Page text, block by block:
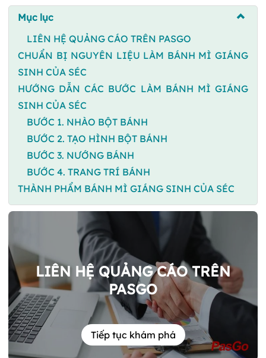
Mục lục
LIÊN HỆ QUẢNG CÁO TRÊN PASGO
CHUẨN BỊ NGUYÊN LIỆU LÀM BÁNH MÌ GIÁNG
SINH CỦA SÉC
HƯỚNG DẪN CÁC BƯỚC LÀM BÁNH MÌ GIÁNG
SINH CỦA SÉC
BƯỚC 1. NHÀO BỘT BÁNH
BƯỚC 2. TẠO HÌNH BỘT BÁNH
BƯỚC 3. NƯỚNG BÁNH
BƯỚC 4. TRANG TRÍ BÁNH
THÀNH PHẨM BÁNH MÌ GIÁNG SINH CỦA SÉC
LIÊN HỆ QUẢNG CÁO TRÊN
PASGO
Tiếp tục khám phá